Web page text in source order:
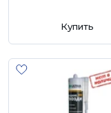
Купить